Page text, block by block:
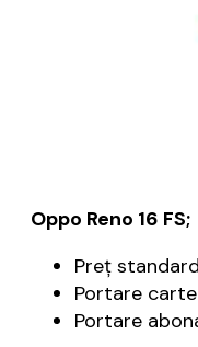
Oppo Reno 16 FS;
Preţ
Portare
Portare